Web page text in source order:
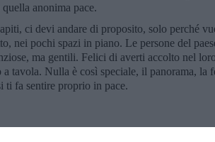
anonima pace.
ci devi andare di proposito, solo perché
nei pochi spazi in piano. Le persone del
ma gentili. Felici di averti accolto nel
a tavola. Nulla è così speciale, il panorama, la
ti fa sentire proprio in pace.